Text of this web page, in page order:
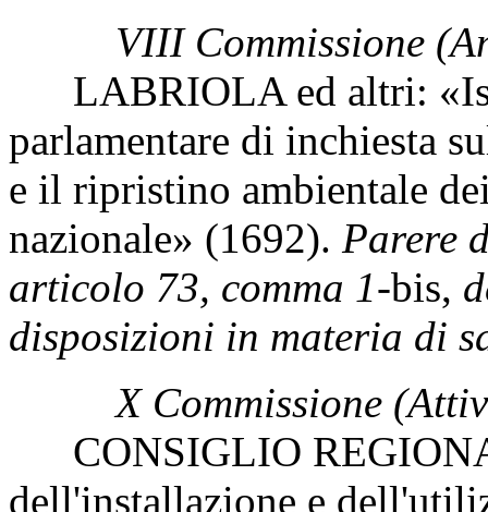
VIII Commissione
LABRIOLA ed altri:
parlamentare di inchiesta
e il ripristino ambientale
nazionale» (1692). Parere
articolo 73, comma 1-bis,
disposizioni in materia di
X Commissione
CONSIGLIO
dell'installazione e